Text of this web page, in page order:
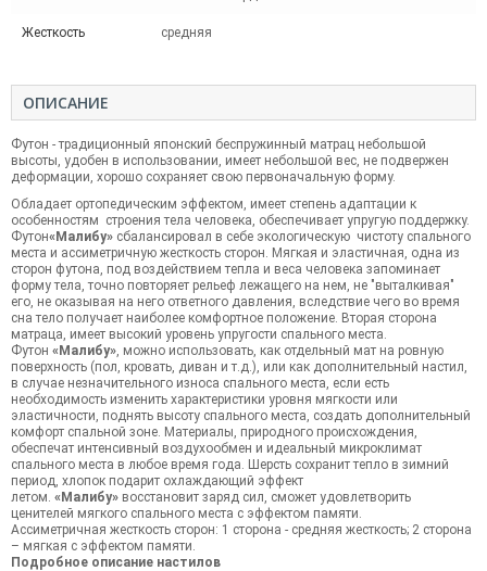
Жесткость средняя
ОПИСАНИЕ
Футон - традиционный японский беспружинный матрац небольшой
высоты, удобен в использовании, имеет небольшой вес, не подвержен
деформации, хорошо сохраняет свою первоначальную форму.
Обладает ортопедическим эффектом, имеет степень адаптации к
особенностям строения тела человека, обеспечивает упругую поддержку.
Футон«Малибу» сбалансировал в себе экологическую чистоту спального
места и ассиметричную жесткость сторон. Мягкая и эластичная, одна из
сторон футона, под воздействием тепла и веса человека запоминает
форму тела, точно повторяет рельеф лежащего на нем, не "выталкивая"
его, не оказывая на него ответного давления, вследствие чего во время
сна тело получает наиболее комфортное положение. Вторая сторона
матраца, имеет высокий уровень упругости спального места.
Футон «Малибу» , можно использовать, как отдельный мат на ровную
поверхность (пол, кровать, диван и т.д.), или как дополнительный настил,
в случае незначительного износа спального места, если есть
необходимость изменить характеристики уровня мягкости или
эластичности, поднять высоту спального места, создать дополнительный
комфорт спальной зоне. Материалы, природного происхождения,
обеспечат интенсивный воздухообмен и идеальный микроклимат
спального места в любое время года. Шерсть сохранит тепло в зимний
период, хлопок подарит охлаждающий эффект
летом. «Малибу» восстановит заряд сил, сможет удовлетворить
ценителей мягкого спального места с эффектом памяти.
Ассиметричная жесткость сторон: 1 сторона - средняя жесткость; 2 сторона
– мягкая с эффектом памяти.
Подробное описание настилов